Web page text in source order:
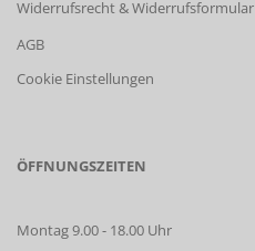
Widerrufsrecht & Widerrufsformular
AGB
Cookie Einstellungen
ÖFFNUNGSZEITEN
Montag 9.00 - 18.00 Uhr